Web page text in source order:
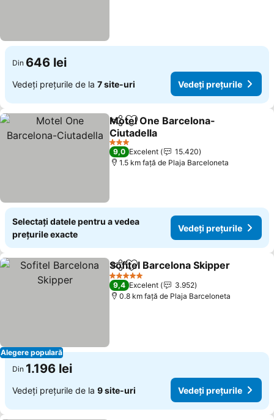
Din 646 lei
Vedeți prețurile de la 7 site-uri Vedeți prețurile
DistribuițiAdăugaţi la favorite
Motel One Barcelona-
Ciutadella
3 Stele
9,0 Excelent
15.420
1.5 km faţă de Plaja Barceloneta
Selectați datele pentru a vedea
prețurile exacte
Vedeți prețurile
Alegere populară
DistribuițiAdăugaţi la favorite
Sofitel Barcelona Skipper
5 Stele
9,4 Excelent
3.952
0.8 km faţă de Plaja Barceloneta
Din 1.196 lei
Vedeți prețurile de la 9 site-uri Vedeți prețurile